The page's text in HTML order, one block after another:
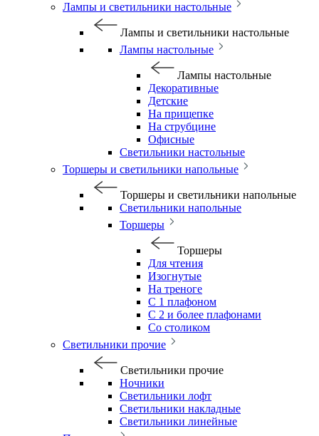
Лампы и светильники настольные
Лампы и светильники настольные
Лампы настольные
Лампы настольные
Декоративные
Детские
На прищепке
На струбцине
Офисные
Светильники настольные
Торшеры и светильники напольные
Торшеры и светильники напольные
Светильники напольные
Торшеры
Торшеры
Для чтения
Изогнутые
На треноге
С 1 плафоном
С 2 и более плафонами
Со столиком
Светильники прочие
Светильники прочие
Ночники
Светильники лофт
Светильники накладные
Светильники линейные